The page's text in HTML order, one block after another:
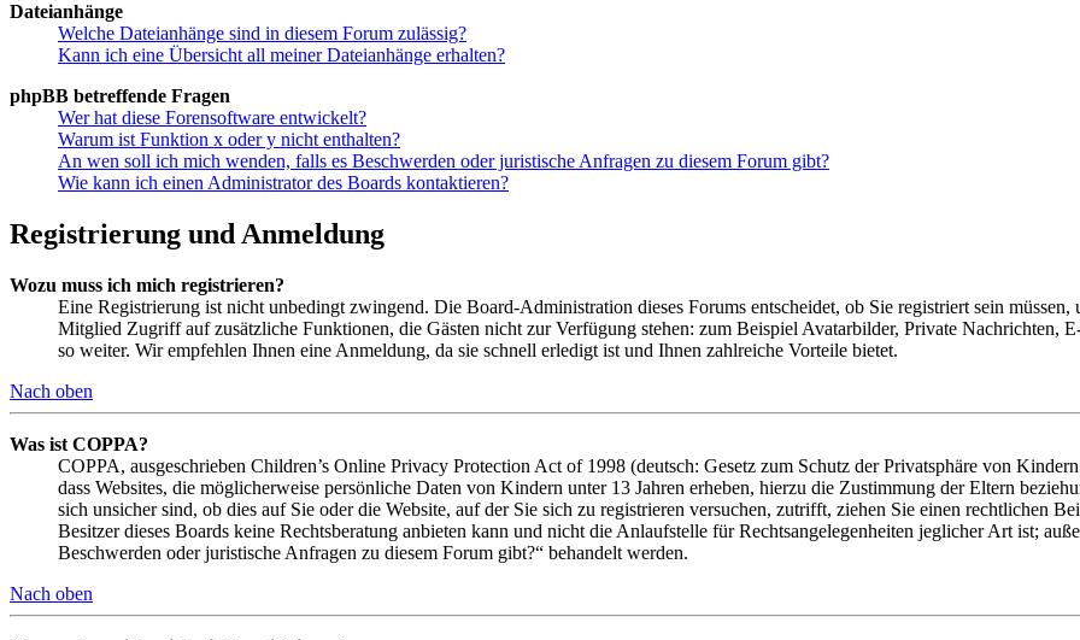
Dateianhänge
Welche Dateianhänge sind in diesem Forum zulässig?
Kann ich eine Übersicht all meiner Dateianhänge erhalten?
phpBB betreffende Fragen
Wer hat diese Forensoftware entwickelt?
Warum ist Funktion x oder y nicht enthalten?
An wen soll ich mich wenden, falls es Beschwerden oder juristische Anfragen zu diesem Forum gibt?
Wie kann ich einen Administrator des Boards kontaktieren?
Registrierung und Anmeldung
Wozu muss ich mich registrieren?
Eine Registrierung ist nicht unbedingt zwingend. Die Board-Administration dieses Forums entscheidet, ob Sie registriert sein
Mitglied Zugriff auf zusätzliche Funktionen, die Gästen nicht zur Verfügung stehen: zum Beispiel Avatarbilder, Private Nachrichten,
so weiter. Wir empfehlen Ihnen eine Anmeldung, da sie schnell erledigt ist und Ihnen zahlreiche Vorteile bietet.
Nach oben
Was ist COPPA?
COPPA, ausgeschrieben Children’s Online Privacy Protection Act of 1998 (deutsch: Gesetz zum Schutz der Privatsphäre von
dass Websites, die möglicherweise persönliche Daten von Kindern unter 13 Jahren erheben, hierzu die Zustimmung der Eltern
sich unsicher sind, ob dies auf Sie oder die Website, auf der Sie sich zu registrieren versuchen, zutrifft, ziehen Sie einen rechtlichen
Besitzer dieses Boards keine Rechtsberatung anbieten kann und nicht die Anlaufstelle für Rechtsangelegenheiten jeglicher Art ist;
Beschwerden oder juristische Anfragen zu diesem Forum gibt?“ behandelt werden.
Nach oben